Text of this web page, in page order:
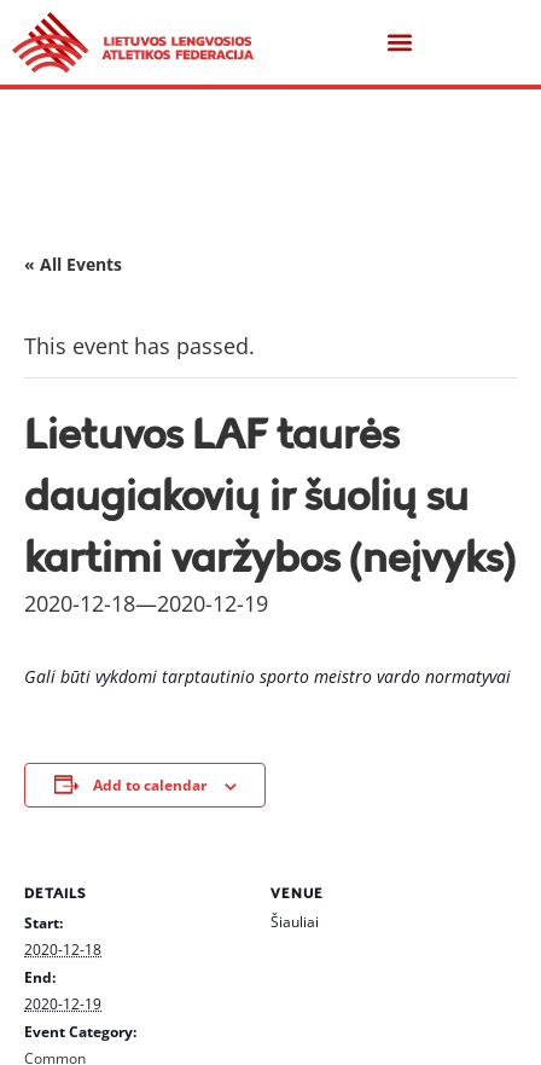
« All Events
This event has passed.
Lietuvos LAF taurės
daugiakovių ir šuolių su
kartimi varžybos (neįvyks)
2020-12-18—2020-12-19
Gali būti vykdomi tarptautinio sporto meistro vardo normatyvai
Add to calendar
DETAILS
Start:
2020-12-18
End:
2020-12-19
Event Category:
Common
VENUE
Šiauliai